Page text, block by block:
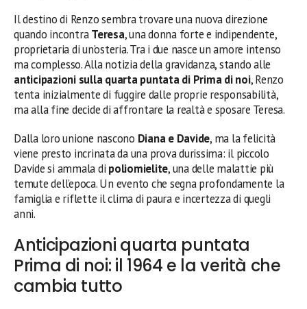
Il destino di Renzo sembra trovare una nuova direzione
quando incontraTeresa, una donna forte e indipendente,
proprietaria di un’osteria. Tra i due nasce un amore intenso
ma complesso. Alla notizia della gravidanza, stando alle
anticipazioni sulla quarta puntata di Prima di noi, Renzo
tenta inizialmente di fuggire dalle proprie responsabilità,
ma alla fine decide di affrontare la realtà e sposare Teresa.
Dalla loro unione nascono Diana e Davide, ma la felicità
viene presto incrinata da una prova durissima: il piccolo
Davide si ammala di poliomielite, una delle malattie più
temute dell’epoca. Un evento che segna profondamente la
famiglia e riflette il clima di paura e incertezza di quegli
anni.
Anticipazioni quarta puntata
Prima di noi: il 1964 e la verità che
cambia tutto